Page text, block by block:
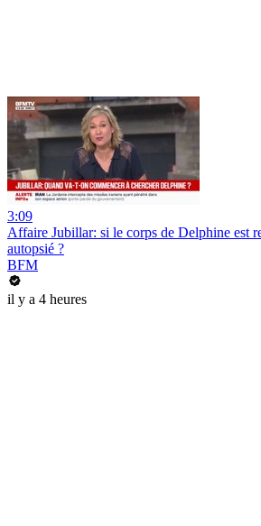
3:09
Affaire Jubillar: si le corps de Delphine est
autopsié ?
BFM
il y a 4 heures